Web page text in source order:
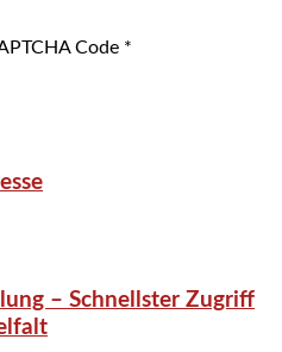
Code *
– Schnellster Zugriff